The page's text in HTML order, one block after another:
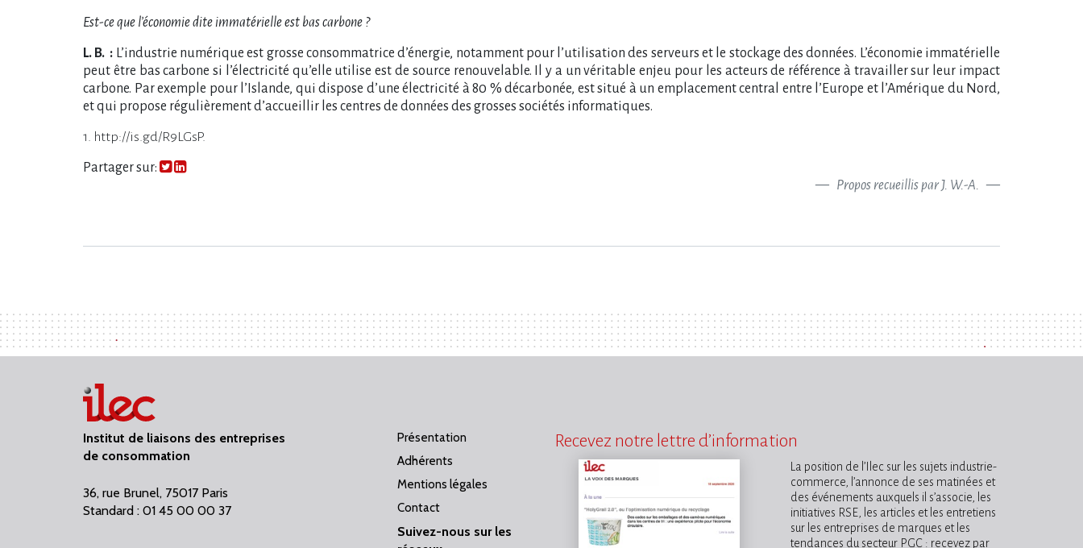
Est-ce que l’économie dite immatérielle est bas carbone ?
L. B. : L’industrie numérique est grosse consommatrice d’énergie, notamment pour l’utilisation des serveurs et le stockage des données. L’économie immatérielle
peut être bas carbone si l’électricité qu’elle utilise est de source renouvelable. Il y a un véritable enjeu pour les acteurs de référence à travailler sur leur impact
carbone. Par exemple pour l’Islande, qui dispose d’une électricité à 80 % décarbonée, est situé à un emplacement central entre l’Europe et l’Amérique du Nord,
et qui propose régulièrement d’accueillir les centres de données des grosses sociétés informatiques.
1. http://is.gd/R9LGsP.
Partager sur:
Propos recueillis par J. W.-A.
Institut de liaisons des entreprises
de consommation
36, rue Brunel, 75017 Paris
Standard : 01 45 00 00 37
Présentation
Adhérents
Mentions légales
Contact
Suivez-nous sur les
Recevez notre lettre d’information
La position de l’Ilec sur les sujets industrie-
commerce, l’annonce de ses matinées et
des événements auxquels il s’associe, les
initiatives RSE, les articles et les entretiens
sur les entreprises de marques et les
tendances du secteur PGC : recevez par